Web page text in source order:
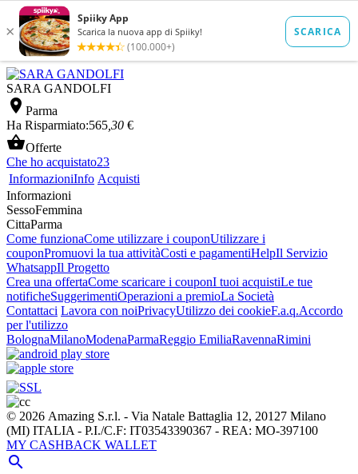
SARA GANDOLFI
 Parma
Ha Risparmiato:565 ,30 €
Offerte
Che ho acquistato23
InformazioniInfo Acquisti
Informazioni
SessoFemmina
CittaParma
Come funzionaCome utilizzare i couponUtilizzare i
couponPromuovi la tua attivitàCosti e pagamentiHelpIl Servizio
WhatsappIl Progetto
Crea una offertaCome scaricare i couponI tuoi acquistiLe tue
notificheSuggerimentiOperazioni a premioLa Società
Contattaci Lavora con noiPrivacyUtilizzo dei cookieF.a.q.Accordo
per l'utilizzo
BolognaMilanoModenaParmaReggio EmiliaRavennaRimini
© 2026 Amazing S.r.l. - Via Natale Battaglia 12, 20127 Milano
(MI) ITALIA - P.I./C.F: IT03543390367 - REA: MO-397100
MY CASHBACK WALLET
